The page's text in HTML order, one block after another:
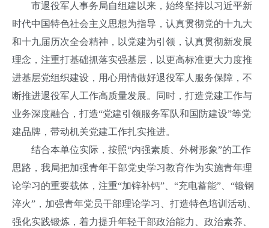
市退役军人事务局自组建以来，始终坚持以习近平新
时代中国特色社会主义思想为指导，认真贯彻党的十九大
和十九届历次全会精神，以党建为引领，认真贯彻新发展
理念，注重打基础抓落实强基层，以更高标准更大力度推
进基层党组织建设，用心用情做好退役军人服务保障，不
断推进退役军人工作高质量发展。同时，打造党建工作与
业务深度融合，打造“党建引领服务军队和国防建设”等党
建品牌，带动机关党建工作扎实推进。
结合本单位实际，按照“内强素质、外树形象”的工作
思路，我局把加强青年干部党史学习教育作为实施青年理
论学习的重要载体，注重“加锌补钙”、“充电蓄能”、“锻钢
淬火”，加强青年党员干部理论学习、打造特色培训活动、
强化实践锻炼，着力提升年轻干部政治能力、政治素养、